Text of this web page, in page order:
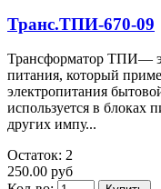
Транс.ТПИ-670-09
Трансформатор ТПИ—
питания, который
электропитания
используется в
других импу...
Остаток: 2
250.00 руб